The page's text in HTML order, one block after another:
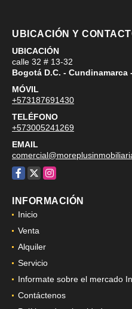
UBICACIÓN Y
UBICACIÓN
calle 32 # 13-32
Bogotá D.C. - Cundinamarca
MÓVIL
+573187691430
TELÉFONO
+573005241269
EMAIL
Facebook
X Instagram
INFORMACIÓN
Inicio
Venta
Alquiler
Servicio
Informate sobre el mercado
Contáctenos